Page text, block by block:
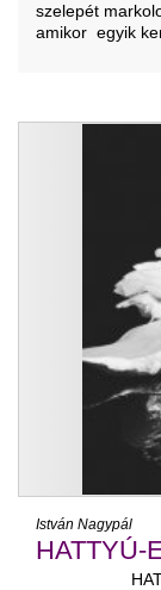
szelepét
amikor egyik
István Nagypál
HATTYÚ-
HATTYÚ-